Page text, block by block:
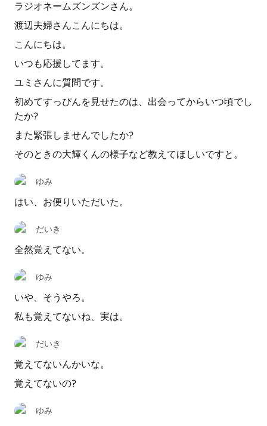
ラジオネームズンズンさん。
渡辺夫婦さんこんにちは。
こんにちは。
いつも応援してます。
ユミさんに質問です。
初めてすっぴんを見せたのは、出会ってからいつ頃でし
たか?
また緊張しませんでしたか?
そのときの大輝くんの様子など教えてほしいですと。
ゆみ
はい、お便りいただいた。
だいき
全然覚えてない。
ゆみ
いや、そうやろ。
私も覚えてないね、実は。
だいき
覚えてないんかいな。
覚えてないの?
ゆみ